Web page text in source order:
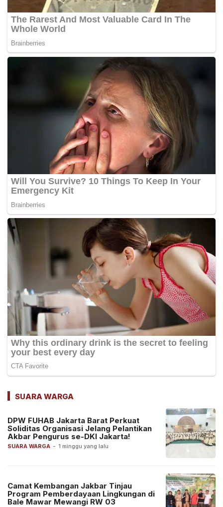
SUARA WARGA
SUARA WARGA - 1 minggu yang lalu
DPW FUHAB Jakarta Barat Perkuat
Soliditas Organisasi Jelang Pelantikan
Akbar Pengurus se-DKI Jakarta!
Camat Kembangan Jakbar Tinjau
Program Pemberdayaan Lingkungan di
Bale Mawar Mewangi RW 03